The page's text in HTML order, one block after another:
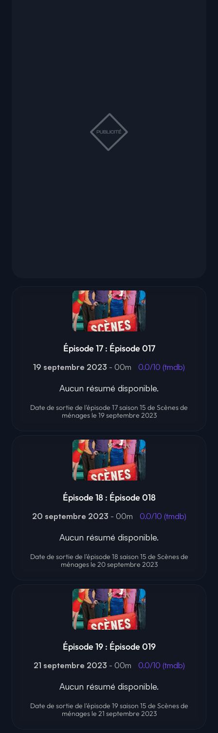
Épisode 17 : Épisode 017
19 septembre 2023 - 00m 0.0/10 (tmdb)
Aucun résumé disponible.
Date de sortie de l'épisode 17 saison 15 de Scènes de
ménages le 19 septembre 2023
Épisode 18 : Épisode 018
20 septembre 2023 - 00m 0.0/10 (tmdb)
Aucun résumé disponible.
Date de sortie de l'épisode 18 saison 15 de Scènes de
ménages le 20 septembre 2023
Épisode 19 : Épisode 019
21 septembre 2023 - 00m 0.0/10 (tmdb)
Aucun résumé disponible.
Date de sortie de l'épisode 19 saison 15 de Scènes de
ménages le 21 septembre 2023